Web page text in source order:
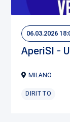
06.03.2026
AperiSI -
MILANO
DIRITTO